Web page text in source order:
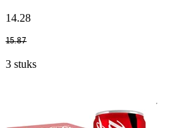
14.28
15.87
3 stuks